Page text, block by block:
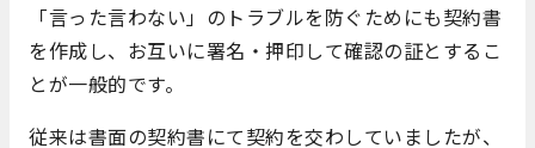
「言った言わない」のトラブルを防ぐためにも契約書
を作成し、お互いに署名・押印して確認の証とするこ
とが一般的です。
従来は書面の契約書にて契約を交わしていましたが、